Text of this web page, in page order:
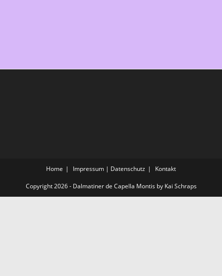
Home Impressum | Datenschutz Kontakt
Copyright 2026 - Dalmatiner de Capella Montis by Kai Schraps